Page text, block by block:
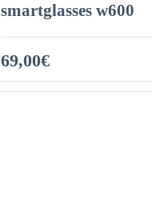
smartglasses w600
69,00€